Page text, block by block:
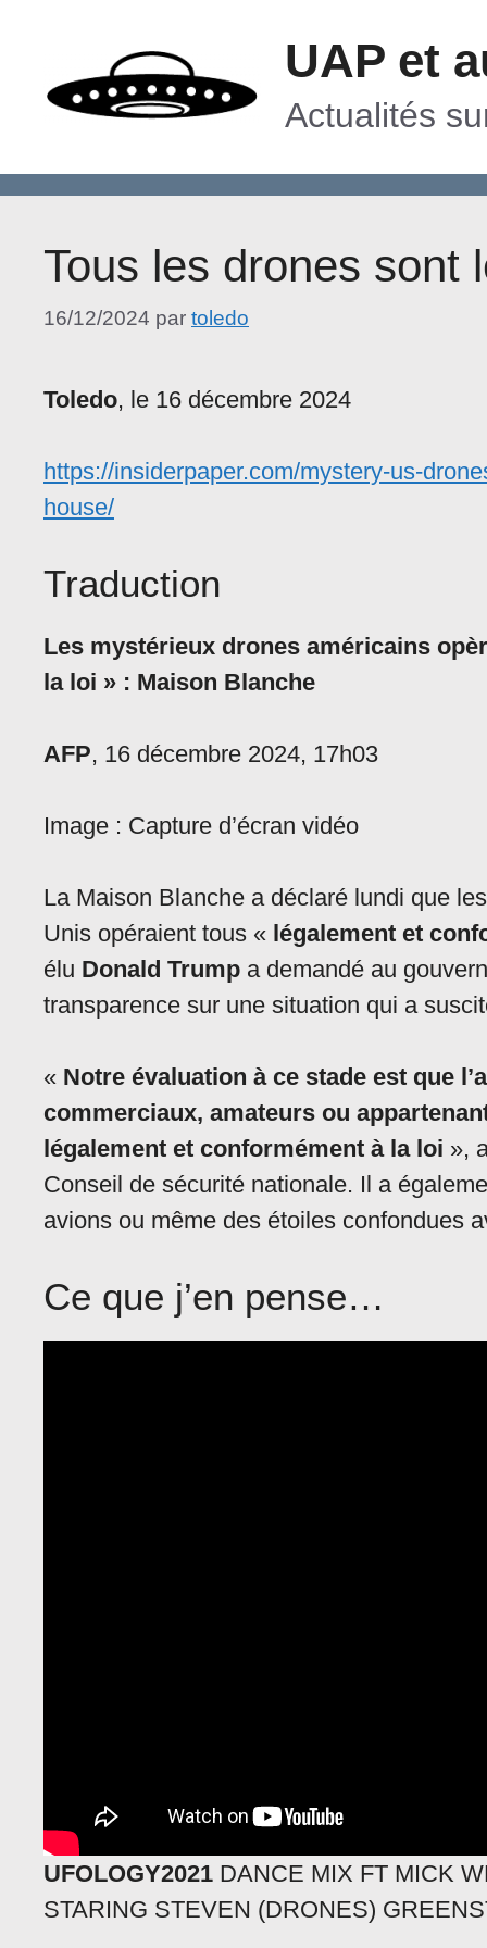
contenu
UAP et
Actualités
Tous les drones sont
16/12/2024 par toledo
Toledo, le 16 décembre 2024
https://insiderpaper.com/mystery-us-
house/
Traduction
Les mystérieux drones américains
la loi » : Maison Blanche
AFP, 16 décembre 2024, 17h03
Image : Capture d’écran vidéo
La Maison Blanche a déclaré lundi que
Unis opéraient tous « légalement et
élu Donald Trump a demandé au
transparence sur une situation qui a
« Notre évaluation à ce stade est que
commerciaux, amateurs ou
légalement et conformément à la loi »,
Conseil de sécurité nationale. Il a
avions ou même des étoiles confondues
Ce que j’en pense…
UFOLOGY2021 DANCE MIX FT MICK
STARING STEVEN (DRONES)